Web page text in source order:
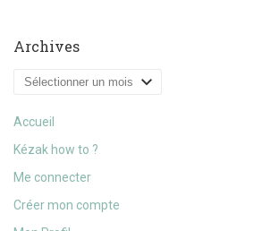
Archives
Archives
Accueil
Kézak how to ?
Me connecter
Créer mon compte